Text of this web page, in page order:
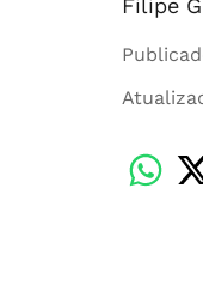
Filipe